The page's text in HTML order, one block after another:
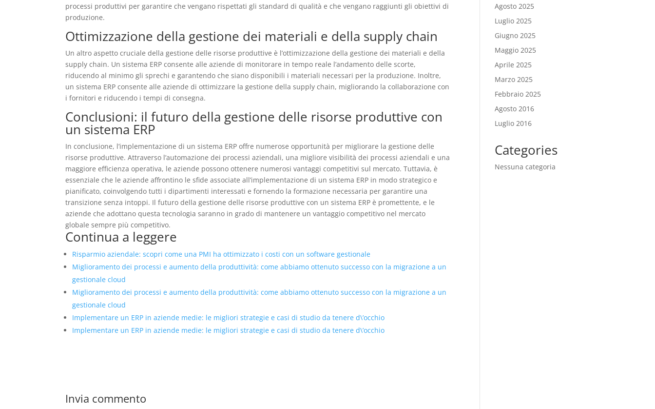
processi produttivi per garantire che vengano rispettati gli standard di qualità e che vengano raggiunti gli obiettivi di
produzione.
Ottimizzazione della gestione dei materiali e della supply chain
Un altro aspetto cruciale della gestione delle risorse produttive è l’ottimizzazione della gestione dei materiali e della
supply chain. Un sistema ERP consente alle aziende di monitorare in tempo reale l’andamento delle scorte,
riducendo al minimo gli sprechi e garantendo che siano disponibili i materiali necessari per la produzione. Inoltre,
un sistema ERP consente alle aziende di ottimizzare la gestione della supply chain, migliorando la collaborazione con
i fornitori e riducendo i tempi di consegna.
Conclusioni: il futuro della gestione delle risorse produttive con
un sistema ERP
In conclusione, l’implementazione di un sistema ERP offre numerose opportunità per migliorare la gestione delle
risorse produttive. Attraverso l’automazione dei processi aziendali, una migliore visibilità dei processi aziendali e una
maggiore efficienza operativa, le aziende possono ottenere numerosi vantaggi competitivi sul mercato. Tuttavia, è
essenziale che le aziende affrontino le sfide associate all’implementazione di un sistema ERP in modo strategico e
pianificato, coinvolgendo tutti i dipartimenti interessati e fornendo la formazione necessaria per garantire una
transizione senza intoppi. Il futuro della gestione delle risorse produttive con un sistema ERP è promettente, e le
aziende che adottano questa tecnologia saranno in grado di mantenere un vantaggio competitivo nel mercato
globale sempre più competitivo.
Continua a leggere
Risparmio aziendale: scopri come una PMI ha ottimizzato i costi con un software gestionale
Miglioramento dei processi e aumento della produttività: come abbiamo ottenuto successo con la migrazione a un
gestionale cloud
Miglioramento dei processi e aumento della produttività: come abbiamo ottenuto successo con la migrazione a un
gestionale cloud
Implementare un ERP in aziende medie: le migliori strategie e casi di studio da tenere d\’occhio
Implementare un ERP in aziende medie: le migliori strategie e casi di studio da tenere d\’occhio
Invia commento
Agosto 2025
Luglio 2025
Giugno 2025
Maggio 2025
Aprile 2025
Marzo 2025
Febbraio 2025
Agosto 2016
Luglio 2016
Categories
Nessuna categoria